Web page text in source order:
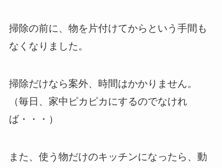
掃除の前に、物を片付けてからという手間も
なくなりました。
掃除だけなら案外、時間はかかりません。
（毎日、家中ピカピカにするのでなけれ
ば・・・）
また、使う物だけのキッチンになったら、動